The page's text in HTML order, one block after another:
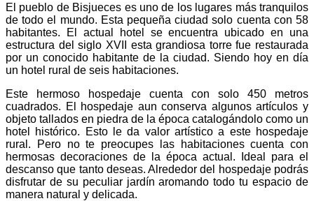
El pueblo de Bisjueces es uno de los lugares más tranquilos
de todo el mundo. Esta pequeña ciudad solo cuenta con 58
habitantes. El actual hotel se encuentra ubicado en una
estructura del siglo XVII esta grandiosa torre fue restaurada
por un conocido habitante de la ciudad. Siendo hoy en día
un hotel rural de seis habitaciones.
Este hermoso hospedaje cuenta con solo 450 metros
cuadrados. El hospedaje aun conserva algunos artículos y
objeto tallados en piedra de la época catalogándolo como un
hotel histórico. Esto le da valor artístico a este hospedaje
rural. Pero no te preocupes las habitaciones cuenta con
hermosas decoraciones de la época actual. Ideal para el
descanso que tanto deseas. Alrededor del hospedaje podrás
disfrutar de su peculiar jardín aromando todo tu espacio de
manera natural y delicada.